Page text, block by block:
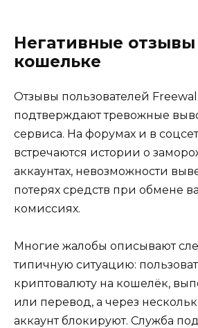
Негативные отзывы
кошельке
Отзывы пользователей
подтверждают тревожные
сервиса. На форумах и в
встречаются истории о
аккаунтах, невозможности
потерях средств при обмене
комиссиях.
Многие жалобы описывают
типичную ситуацию:
криптовалюту на кошелёк,
или перевод, а через
аккаунт блокируют. Служба